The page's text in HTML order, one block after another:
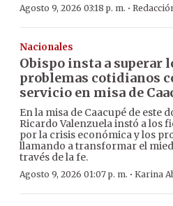
Agosto 9, 2026 03:18 p. m. ·
Nacionales
Obispo insta a superar
problemas cotidianos
servicio en misa de
En la misa de Caacupé de este
Ricardo Valenzuela instó a los
por la crisis económica y los
llamando a transformar el
través de la fe.
Agosto 9, 2026 01:07 p. m. · Karina